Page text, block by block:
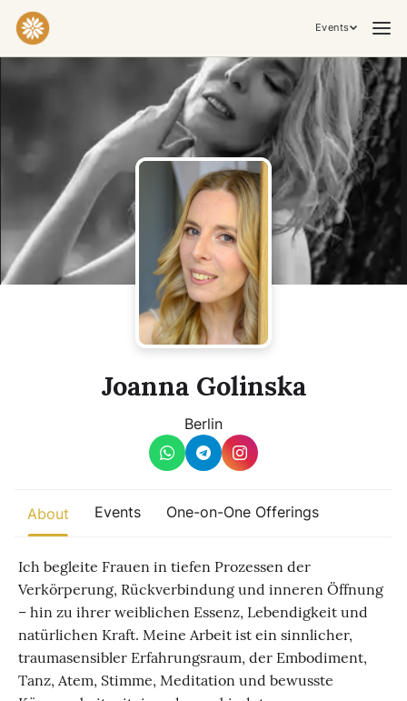
Events
Practices & Inner Work
Meditation
Breathwork
Embodiment
Tantra
Ceremony, Music & Movement
Kirtan
Sound Healing
Cacao Ceremony
growth are actively unfolding.
Joanna Golinska
Berlin
About Events One-on-One Offerings
Ich begleite Frauen in tiefen Prozessen der
Verkörperung, Rückverbindung und inneren Öffnung
– hin zu ihrer weiblichen Essenz, Lebendigkeit und
natürlichen Kraft. Meine Arbeit ist ein sinnlicher,
traumasensibler Erfahrungsraum, der Embodiment,
Tanz, Atem, Stimme, Meditation und bewusste